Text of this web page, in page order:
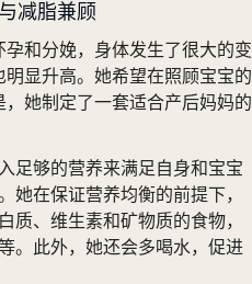
减脂兼顾
和分娩，身体发生了很大的变
显升高。她希望在照顾宝宝的
她制定了一套适合产后妈妈的
足够的营养来满足自身和宝宝
她在保证营养均衡的前提下，
质、维生素和矿物质的食物，
。此外，她还会多喝水，促进